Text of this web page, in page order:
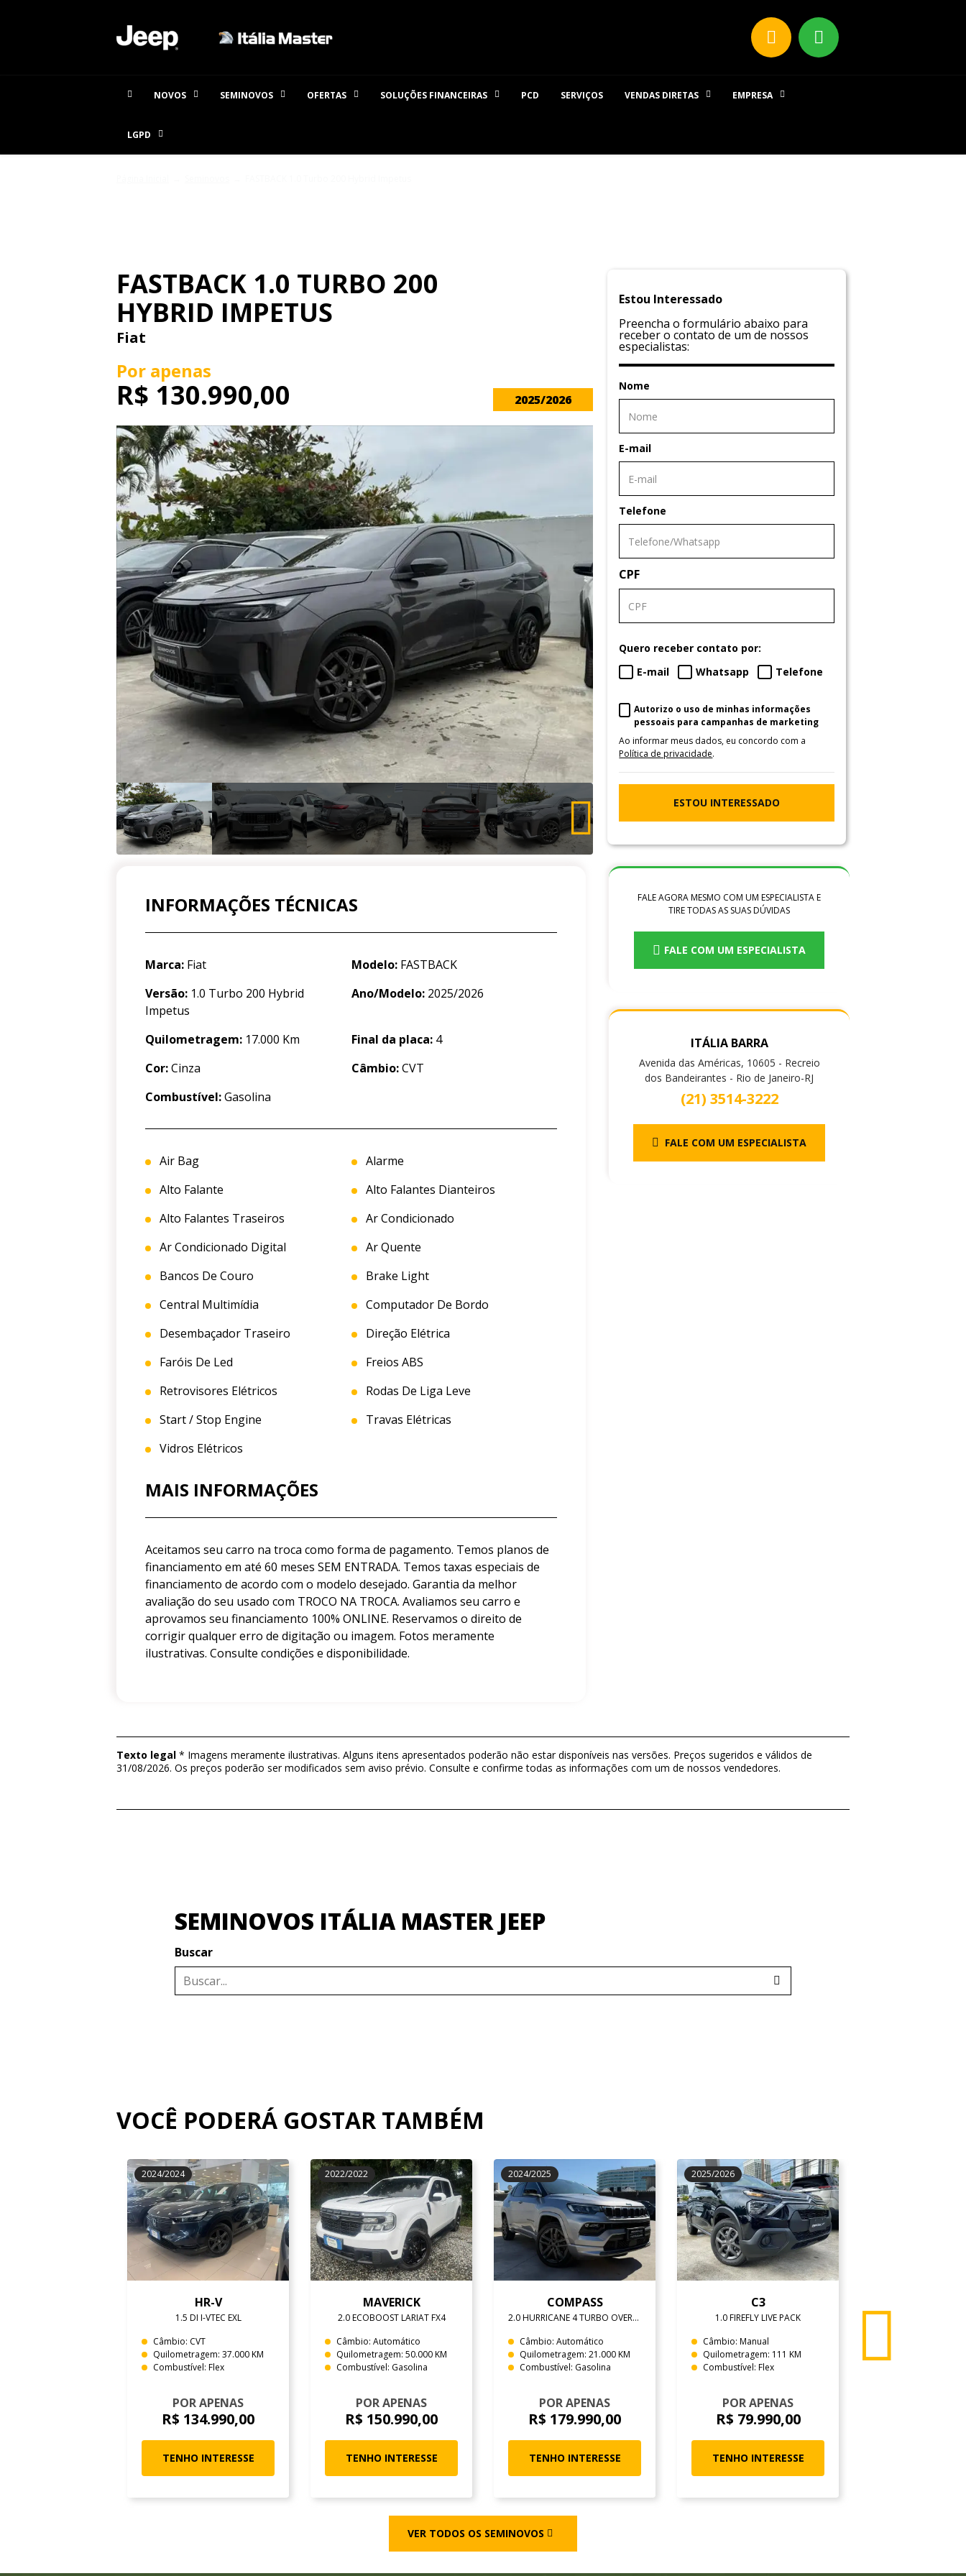
NOVOS SEMINOVOS OFERTAS SOLUÇÕES FINANCEIRAS PCD SERVIÇOS VENDAS DIRETAS EMPRESA
LGPD
FASTBACK 1.0 TURBO 200
HYBRID IMPETUS
Fiat
Por apenas
R$ 130.990,00 2025/2026
Estou Interessado
Preencha o formulário abaixo para
receber o contato de um de nossos
especialistas:
Nome
E-mail
Telefone
CPF
Quero receber contato por:
E-mail
Whatsapp Telefone
Autorizo o uso de minhas informações
pessoais para campanhas de marketing
Ao informar meus dados, eu concordo com a
Política de privacidade.
ESTOU INTERESSADO
INFORMAÇÕES TÉCNICAS
Marca: Fiat Modelo:FASTBACK
Versão: 1.0 Turbo 200 Hybrid
Impetus
Ano/Modelo:2025/2026
Quilometragem: 17.000 Km Final da placa:4
Cor:Cinza Câmbio:CVT
Combustível:Gasolina
Air Bag
Alarme
Alto Falante
Alto Falantes Dianteiros
Alto Falantes Traseiros
Ar Condicionado
Ar Condicionado Digital
Ar Quente
Bancos De Couro
Brake Light
Central Multimídia
Computador De Bordo
Desembaçador Traseiro
Direção Elétrica
Faróis De Led
Freios ABS
Retrovisores Elétricos
Rodas De Liga Leve
Start / Stop Engine
Travas Elétricas
Vidros Elétricos
MAIS INFORMAÇÕES
Aceitamos seu carro na troca como forma de pagamento. Temos planos de
financiamento em até 60 meses SEM ENTRADA. Temos taxas especiais de
financiamento de acordo com o modelo desejado. Garantia da melhor
avaliação do seu usado com TROCO NA TROCA. Avaliamos seu carro e
aprovamos seu financiamento 100% ONLINE. Reservamos o direito de
corrigir qualquer erro de digitação ou imagem. Fotos meramente
ilustrativas. Consulte condições e disponibilidade.
FALE AGORA MESMO COM UM ESPECIALISTA E
TIRE TODAS AS SUAS DÚVIDAS
FALE COM UM ESPECIALISTA
ITÁLIA BARRA
Avenida das Américas, 10605 - Recreio
dos Bandeirantes - Rio de Janeiro-RJ
(21) 3514-3222
FALE COM UM ESPECIALISTA
Texto legal * Imagens meramente ilustrativas. Alguns itens apresentados poderão não estar disponíveis nas versões. Preços sugeridos e válidos de
31/08/2026. Os preços poderão ser modificados sem aviso prévio. Consulte e confirme todas as informações com um de nossos vendedores.
SEMINOVOS ITÁLIA MASTER JEEP
Buscar
VOCÊ PODERÁ GOSTAR TAMBÉM
2024/2024
HR-V
1.5 DI I-VTEC EXL
Câmbio: CVT
Quilometragem: 37.000 KM
Combustível: Flex
POR APENAS
R$ 134.990,00
TENHO INTERESSE
2022/2022
MAVERICK
2.0 ECOBOOST LARIAT FX4
Câmbio: Automático
Quilometragem: 50.000 KM
Combustível: Gasolina
POR APENAS
R$ 150.990,00
TENHO INTERESSE
2024/2025
COMPASS
2.0 HURRICANE 4 TURBO OVERLAND
Câmbio: Automático
Quilometragem: 21.000 KM
Combustível: Gasolina
POR APENAS
R$ 179.990,00
TENHO INTERESSE
2025/2026
C3
1.0 FIREFLY LIVE PACK
Câmbio: Manual
Quilometragem: 111 KM
Combustível: Flex
POR APENAS
R$ 79.990,00
TENHO INTERESSE
Quilometragem:
VER TODOS OS SEMINOVOS